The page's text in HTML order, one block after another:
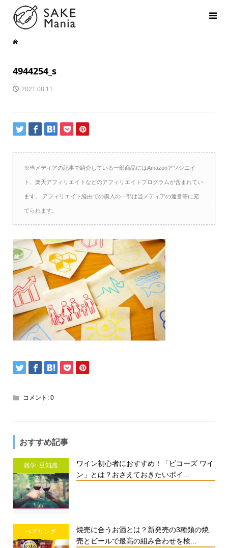
4944254_s
2021.08.11
※当メディアの記事で紹介している一部商品にはAmazonアソシエイ
ト、楽天アフィリエイトなどのアフィリエイトプログラムが含まれてい
ます。 アフィリエイト経由での購入の一部は当メディアの運営等に充
てられます。
コメント: 0
おすすめ記事
雑学･豆知識
ワイン初心者におすすめ！「ビコーズ ワイ
ン」とは？おさえておきたいポイ...
ペアリング
焼売に合うお酒とは？新発売の3種類の焼
売とビールで最高の組み合わせを検...